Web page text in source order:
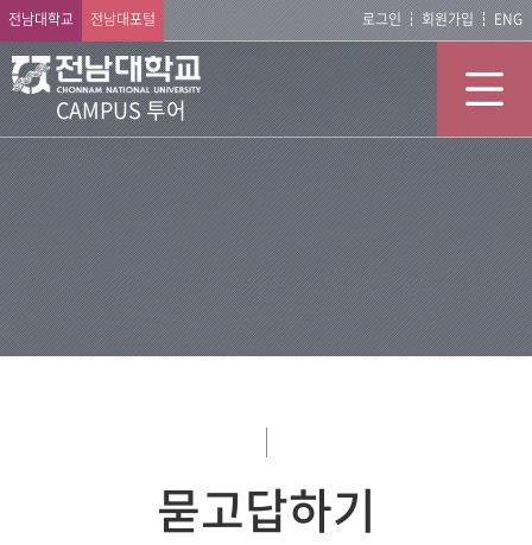
전남대학교 전남대포털 로그인 회원가입 ENG
CAMPUS 투어
묻고답하기